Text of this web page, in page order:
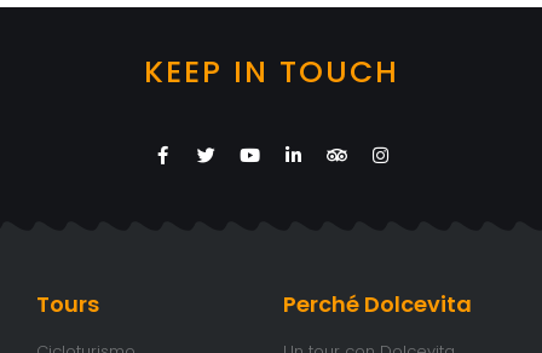
KEEP IN TOUCH
Tours Perché Dolcevita